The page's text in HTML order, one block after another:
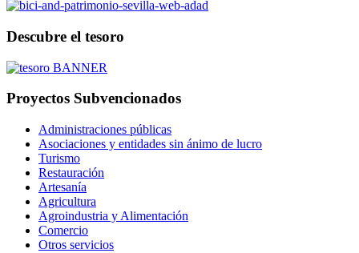
Descubre el tesoro
Proyectos Subvencionados
Administraciones públicas
Asociaciones y entidades sin ánimo de lucro
Turismo
Restauración
Artesanía
Agricultura
Agroindustria y Alimentación
Comercio
Otros servicios